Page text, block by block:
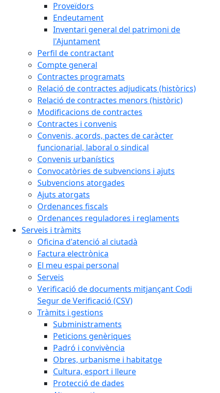
Proveïdors
Endeutament
Inventari general del patrimoni de
l'Ajuntament
Perfil de contractant
Compte general
Contractes programats
Relació de contractes adjudicats (històrics)
Relació de contractes menors (històric)
Modificacions de contractes
Contractes i convenis
Convenis, acords, pactes de caràcter
funcionarial, laboral o sindical
Convenis urbanístics
Convocatòries de subvencions i ajuts
Subvencions atorgades
Ajuts atorgats
Ordenances fiscals
Ordenances reguladores i reglaments
Serveis i tràmits
Oficina d'atenció al ciutadà
Factura electrònica
El meu espai personal
Serveis
Verificació de documents mitjançant Codi
Segur de Verificació (CSV)
Tràmits i gestions
Subministraments
Peticions genèriques
Padró i convivència
Obres, urbanisme i habitatge
Cultura, esport i lleure
Protecció de dades